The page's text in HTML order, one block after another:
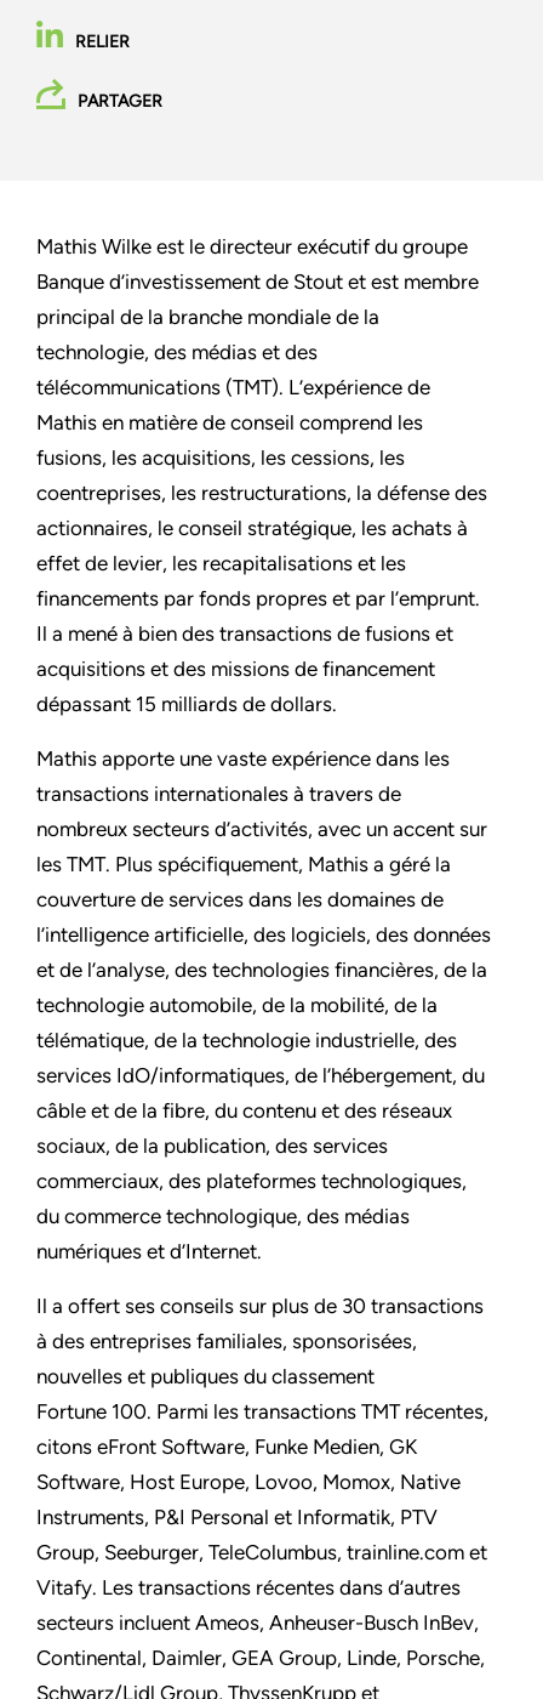
RELIER
PARTAGER
Mathis Wilke est le directeur exécutif du groupe
Banque d’investissement de Stout et est membre
principal de la branche mondiale de la
technologie, des médias et des
télécommunications (TMT). L’expérience de
Mathis en matière de conseil comprend les
fusions, les acquisitions, les cessions, les
coentreprises, les restructurations, la défense des
actionnaires, le conseil stratégique, les achats à
effet de levier, les recapitalisations et les
financements par fonds propres et par l’emprunt.
Il a mené à bien des transactions de fusions et
acquisitions et des missions de financement
dépassant 15 milliards de dollars.
Mathis apporte une vaste expérience dans les
transactions internationales à travers de
nombreux secteurs d’activités, avec un accent sur
les TMT. Plus spécifiquement, Mathis a géré la
couverture de services dans les domaines de
l’intelligence artificielle, des logiciels, des données
et de l’analyse, des technologies financières, de la
technologie automobile, de la mobilité, de la
télématique, de la technologie industrielle, des
services IdO/informatiques, de l’hébergement, du
câble et de la fibre, du contenu et des réseaux
sociaux, de la publication, des services
commerciaux, des plateformes technologiques,
du commerce technologique, des médias
numériques et d’Internet.
Il a offert ses conseils sur plus de 30 transactions
à des entreprises familiales, sponsorisées,
nouvelles et publiques du classement
Fortune 100. Parmi les transactions TMT récentes,
citons eFront Software, Funke Medien, GK
Software, Host Europe, Lovoo, Momox, Native
Instruments, P&I Personal et Informatik, PTV
Group, Seeburger, TeleColumbus, trainline.com et
Vitafy. Les transactions récentes dans d’autres
secteurs incluent Ameos, Anheuser-Busch InBev,
Continental, Daimler, GEA Group, Linde, Porsche,
Schwarz/Lidl Group, ThyssenKrupp et